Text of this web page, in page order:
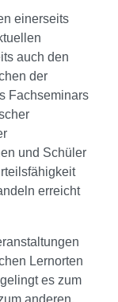
einerseits
auch den
der
Fachseminars
und Schüler
erreicht
Lernorten
es zum